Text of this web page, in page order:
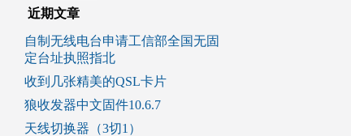
近期文章
自制无线电台申请工信部全国无固
定台址执照指北
收到几张精美的QSL卡片
狼收发器中文固件10.6.7
天线切换器（3切1）